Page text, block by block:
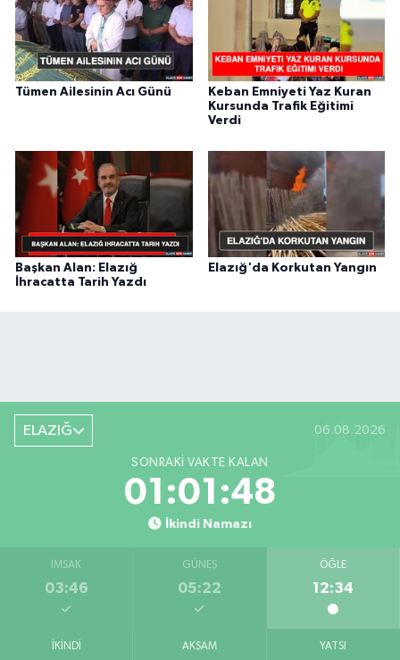
Tümen Ailesinin Acı Günü
Keban Emniyeti Yaz Kuran
Kursunda Trafik Eğitimi
Verdi
Başkan Alan: Elazığ
İhracatta Tarih Yazdı
Elazığ'da Korkutan Yangın
ELAZIĞ 06.08.2026
SONRAKI VAKTE KALAN
01:01:48
İkindi Namazı
İMSAK
03:46
GÜNEŞ
05:22
ÖĞLE
12:34
İKINDI AKŞAM YATSI